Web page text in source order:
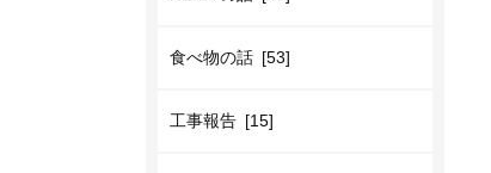
食べ物の話 [53]
工事報告 [15]